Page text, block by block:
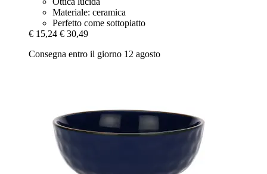
Materiale: ceramica
Perfetto come sottopiatto
€ 15,24 € 30,49
Consegna entro il giorno 12 agosto